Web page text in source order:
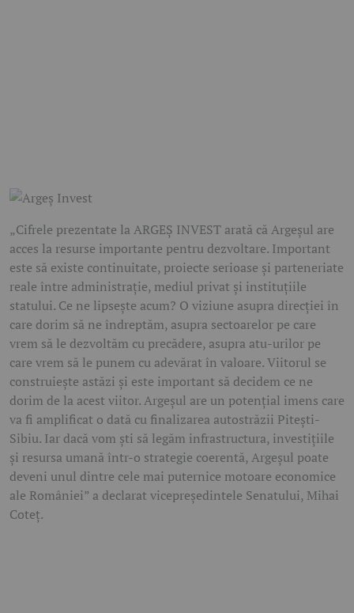
„Cifrele prezentate la ARGEȘ INVEST arată că Argeșul are
acces la resurse importante pentru dezvoltare. Important
este să existe continuitate, proiecte serioase și parteneriate
reale între administrație, mediul privat și instituțiile
statului. Ce ne lipsește acum? O viziune asupra direcției în
care dorim să ne îndreptăm, asupra sectoarelor pe care
vrem să le dezvoltăm cu precădere, asupra atu-urilor pe
care vrem să le punem cu adevărat în valoare. Viitorul se
construiește astăzi și este important să decidem ce ne
dorim de la acest viitor. Argeșul are un potențial imens care
va fi amplificat o dată cu finalizarea autostrăzii Pitești-
Sibiu. Iar dacă vom ști să legăm infrastructura, investițiile
și resursa umană într-o strategie coerentă, Argeșul poate
deveni unul dintre cele mai puternice motoare economice
ale României” a declarat vicepreședintele Senatului, Mihai
Coteț.